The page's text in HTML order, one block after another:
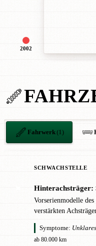
2002
Fahrwerk(1)
SCHWACHSTELLE
Hinterachsträger:
Vorserienmodelle
verstärkten
Symptome:
ab 80.000 km